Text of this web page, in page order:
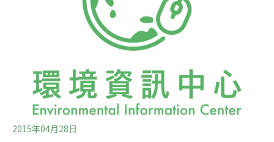
年，共記錄超過170種植物，超過兩百種的野生動物，保
育鳥種有42種，保育蛇類有5種，包含東部特有的台東火
刺木灌叢地景，全台只剩200隻的黃鸝、少見的大型候鳥
東方白鸛，比起有法定地位的卑南溪口國家級濕地更為豐
鳥棲地」，縣府卻只想著要開發
2015年04月28日